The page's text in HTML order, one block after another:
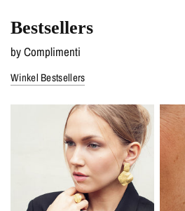
Bestsellers
by Complimenti
Winkel Bestsellers